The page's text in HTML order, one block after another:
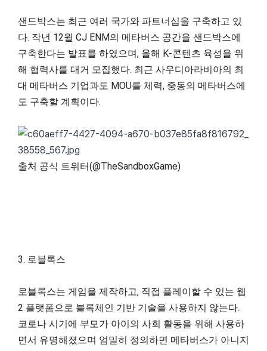
샌드박스는 최근 여러 국가와 파트너십을 구축하고 있
다. 작년 12월 CJ ENM의 메타버스 공간을 샌드박스에
구축한다는 발표를 하였으며, 올해 K-콘텐츠 육성을 위
해 협력사를 대거 모집했다. 최근 사우디아라비아의 최
대 메타버스 기업과도 MOU를 체력, 중동의 메타버스에
도 구축할 계획이다.
출처 공식 트위터(@TheSandboxGame)
3. 로블록스
로블록스는 게임을 제작하고, 직접 플레이할 수 있는 웹
2 플랫폼으로 블록체인 기반 기술을 사용하지 않는다.
코로나 시기에 부모가 아이의 사회 활동을 위해 사용하
면서 유명해졌으며 엄밀히 정의하면 메타버스가 아니지